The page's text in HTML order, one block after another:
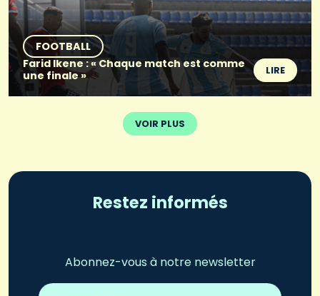
FOOTBALL
Farid Ikene : « Chaque match est comme
une finale »
LIRE
VOIR PLUS
Restez informés
Abonnez-vous à notre newsletter
Adresse